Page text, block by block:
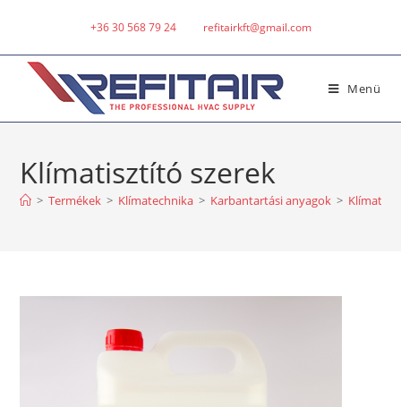
+36 30 568 79 24 refitairkft@gmail.com
Menü
Klímatisztító szerek
> Termékek > Klímatechnika > Karbantartási anyagok >